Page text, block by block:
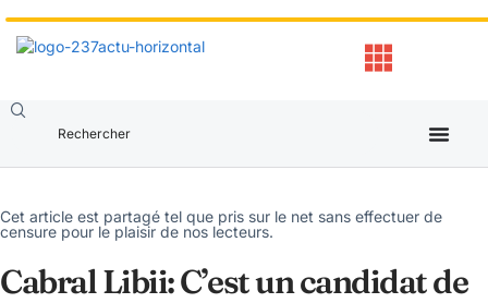
Cet article est partagé tel que pris sur le net sans effectuer de
censure pour le plaisir de nos lecteurs.
Cabral Libii: C’est un candidat de